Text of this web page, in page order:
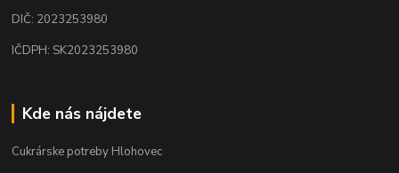
DIČ: 2023253980
IČDPH: SK2023253980
Kde nás nájdete
Cukrárske potreby Hlohovec